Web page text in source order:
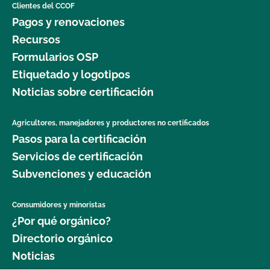
Clientes del CCOF
Pagos y renovaciones
Recursos
Formularios OSP
Etiquetado y logotipos
Noticias sobre certificación
Agricultores, manejadores y productores no certificados
Pasos para la certificación
Servicios de certificación
Subvenciones y educación
Consumidores y minoristas
¿Por qué orgánico?
Directorio orgánico
Noticias